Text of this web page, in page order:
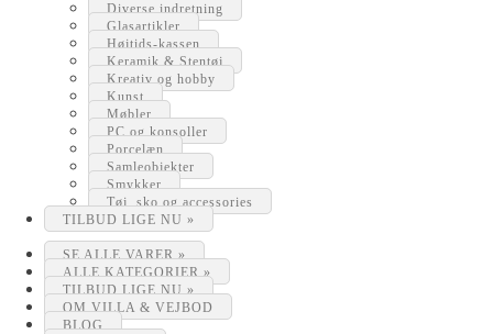
Diverse indretning
Glasartikler
Højtids-kassen
Keramik & Stentøj
Kreativ og hobby
Kunst
Møbler
PC og konsoller
Porcelæn
Samleobjekter
Smykker
Tøj, sko og accessories
TILBUD LIGE NU »
SE ALLE VARER »
ALLE KATEGORIER »
TILBUD LIGE NU »
OM VILLA & VEJBOD
BLOG